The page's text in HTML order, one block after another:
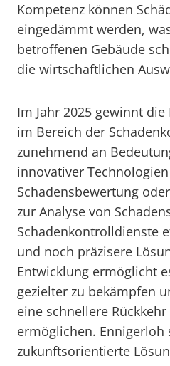
Kompetenz können
eingedämmt werden,
betroffenen Gebäude
die wirtschaftlichen
Im Jahr 2025 gewinnt
im Bereich der
zunehmend an
innovativer
Schadensbewertung
zur Analyse von
Schadenkontrolldienste
und noch präzisere
Entwicklung ermöglicht
gezielter zu bekämpfen
eine schnellere
ermöglichen. Ennigerloh
zukunftsorientierte